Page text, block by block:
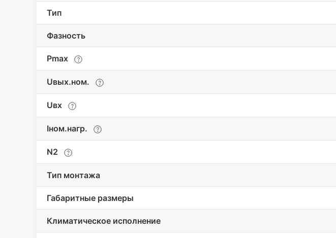
Тип
Фазность
Pmax
Uвых.ном.
Uвх
Iном.нагр.
N2
Тип монтажа
Габаритные размеры
Климатическое исполнение